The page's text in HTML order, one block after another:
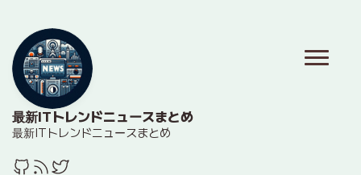
最新ITトレンドニュースまとめ
最新ITトレンドニュースまとめ